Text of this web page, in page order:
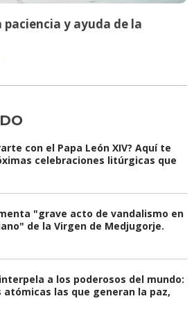
y ayuda de la
con el Papa León XIV? Aquí te
celebraciones litúrgicas que
"grave acto de vandalismo en
de la Virgen de Medjugorje.
interpela a los poderosos del mundo:
atómicas las que generan la paz,